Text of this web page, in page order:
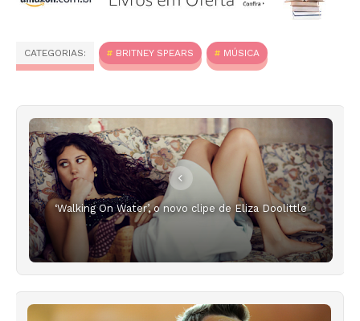
CATEGORIAS: BRITNEY SPEARS MÚSICA
‘Walking On Water’, o novo clipe de Eliza Doolittle